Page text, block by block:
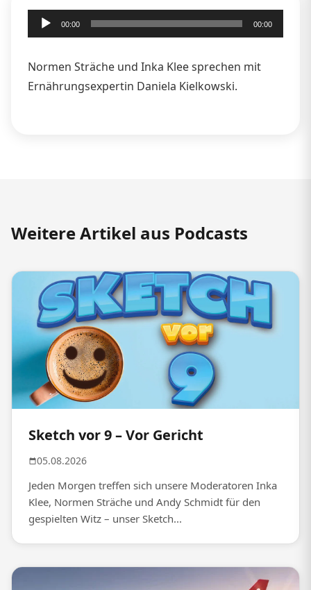
Audio-
Player
00:00 00:00
Normen Sträche und Inka Klee sprechen mit
Ernährungsexpertin Daniela Kielkowski.
Weitere Artikel aus Podcasts
Sketch vor 9 – Vor Gericht
05.08.2026
Jeden Morgen treffen sich unsere Moderatoren Inka
Klee, Normen Sträche und Andy Schmidt für den
gespielten Witz – unser Sketch...